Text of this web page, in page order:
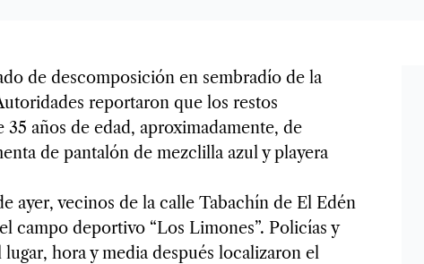
de descomposición en sembradío de la
reportaron que los restos
años de edad, aproximadamente, de
de pantalón de mezclilla azul y playera
ayer, vecinos de la calle Tabachín de El Edén
campo deportivo “Los Limones”. Policías y
hora y media después localizaron el